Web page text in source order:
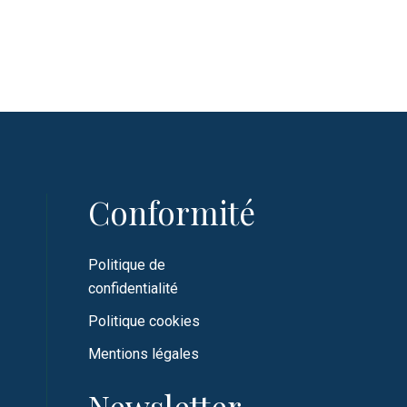
Conformité
Politique de
confidentialité
Politique cookies
Mentions légales